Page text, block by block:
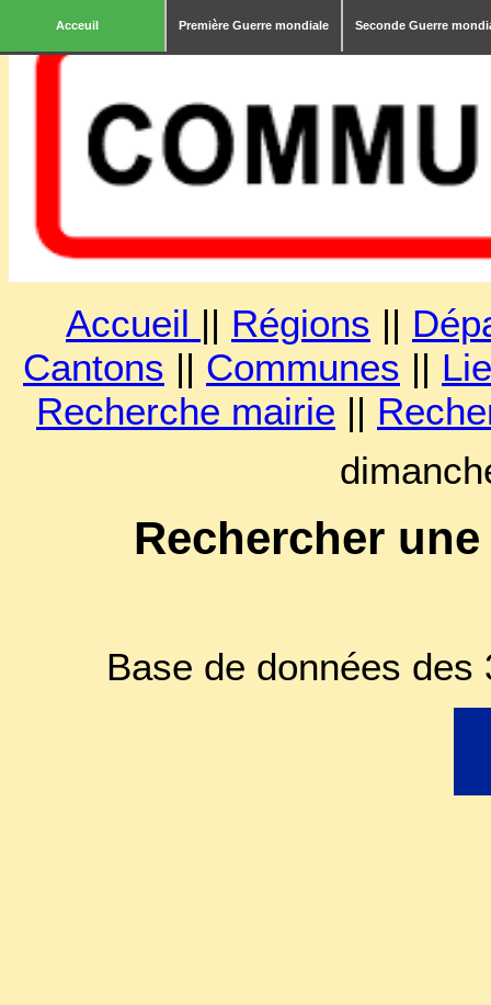
Acceuil Première Guerre mondiale Seconde Guerre
Accueil || Régions ||
Cantons || Communes ||
Recherche mairie ||
Rechercher
Base de données